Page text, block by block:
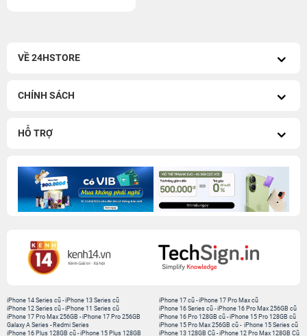
VỀ 24HSTORE
CHÍNH SÁCH
HỖ TRỢ
iPhone 14 Series cũ -iPhone 13 Series cũ
iPhone 12 Series cũ -iPhone 11 Series cũ
iPhone 17 Pro Max 256GB -iPhone 17 Pro 256GB
Galaxy A Series - Redmi Series
iPhone 17 cũ-iPhone 17 Pro Max cũ
iPhone 16 Series cũ- iPhone 16 Pro Max 256GB cũ
iPhone 16 Pro 128GB cũ-iPhone 15 Pro 128GB cũ
iPhone 15 Pro Max 256GB cũ- iPhone 15 Series cũ
iPhone 16 Plus 128GB cũ -iPhone 15 Plus 128GB
iPhone 13 128GB Cũ-iPhone 12 Pro Max 128GB Cũ